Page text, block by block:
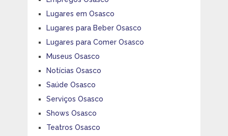
Lugares em Osasco
Lugares para Beber Osasco
Lugares para Comer Osasco
Museus Osasco
Notícias Osasco
Saúde Osasco
Serviços Osasco
Shows Osasco
Teatros Osasco